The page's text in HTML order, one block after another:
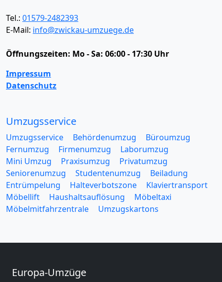
Tel.: 01579-2482393
E-Mail: info@zwickau-umzuege.de
Öffnungszeiten: Mo - Sa: 06:00 - 17:30 Uhr
Impressum
Datenschutz
Umzugsservice
Umzugsservice Behördenumzug
Büroumzug
Fernumzug
Firmenumzug
Laborumzug
Mini Umzug
Praxisumzug
Privatumzug
Seniorenumzug
Studentenumzug
Beiladung
Entrümpelung
Halteverbotszone
Klaviertransport
Möbellift
Haushaltsauflösung
Möbeltaxi
Möbelmitfahrzentrale
Umzugskartons
Europa-Umzüge